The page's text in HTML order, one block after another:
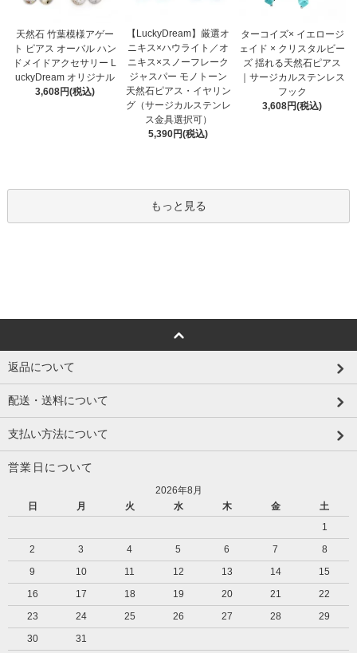
天然石 竹葉模様アゲー
ト ピアス オーバル ハン
ドメイドアクセサリー L
uckyDream オリジナル
3,608円(税込)
【LuckyDream】厳選オ
ニキス×ハウライト／オ
ニキス×スノーフレーク
ジャスパー モノトーン
天然石ピアス・イヤリン
グ（サージカルステンレ
ス金具選択可）
5,390円(税込)
ターコイズ× イエロージ
ェイド × クリスタルビー
ズ 揺れる天然石ピアス
｜サージカルステンレス
フック
3,608円(税込)
もっと見る
返品について
配送・送料について
支払い方法について
営業日について
2026年8月
日
月 火 水 木 金
土
1
2
3 4 5 6 7
8
9
10 11 12 13 14
15
16
17 18 19 20 21
22
23
24 25 26 27 28
29
30
31